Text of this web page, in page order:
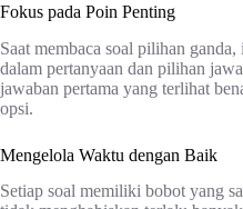
Fokus pada Poin Penting
Saat membaca soal pilihan
dalam pertanyaan dan pilihan
jawaban pertama yang terlihat
opsi.
Mengelola Waktu dengan Baik
Setiap soal memiliki bobot yang